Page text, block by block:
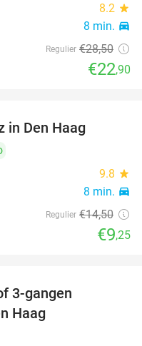
8.2 star
8 min. directions_car
Regulier €28,50
€22,90
in Den Haag
9.8 star
8 min. directions_car
Regulier €14,50
€9,25
3-gangen
Haag